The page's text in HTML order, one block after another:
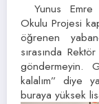
Yunus
Okulu Projesi
öğrenen
sırasında
göndermeyin.
kalalım” diye
buraya yüksek